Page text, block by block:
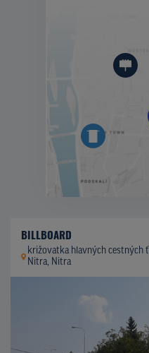
BILLBOARD
križovatka hlavných cestných
Nitra, Nitra